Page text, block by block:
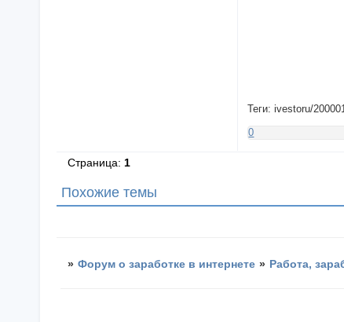
Теги: ivestoru/
0
Страница:1
Похожие темы
» Форум о заработке в интернете » Работа,